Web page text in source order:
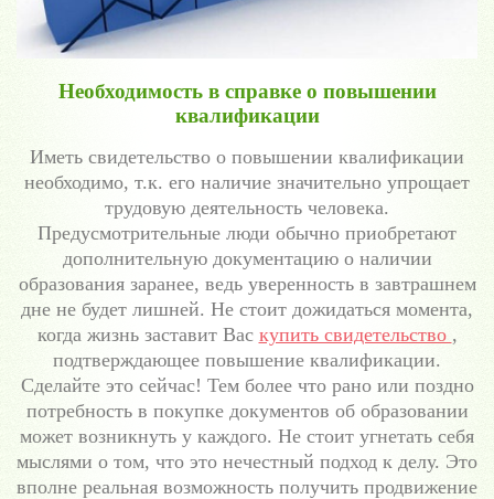
Необходимость в справке о повышении
квалификации
Иметь свидетельство о повышении квалификации
необходимо, т.к. его наличие значительно упрощает
трудовую деятельность человека.
Предусмотрительные люди обычно приобретают
дополнительную документацию о наличии
образования заранее, ведь уверенность в завтрашнем
дне не будет лишней. Не стоит дожидаться момента,
когда жизнь заставит Вас купить свидетельство ,
подтверждающее повышение квалификации.
Сделайте это сейчас! Тем более что рано или поздно
потребность в покупке документов об образовании
может возникнуть у каждого. Не стоит угнетать себя
мыслями о том, что это нечестный подход к делу. Это
вполне реальная возможность получить продвижение